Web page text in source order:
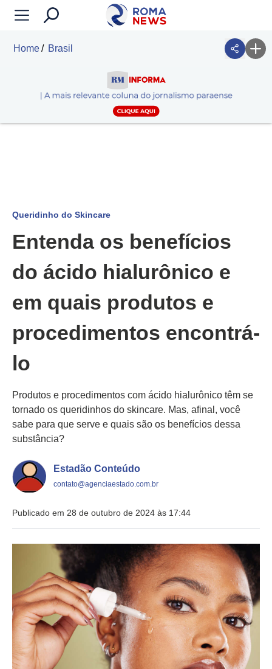
Home Brasil
Queridinho do Skincare
Entenda os benefícios
do ácido hialurônico e
em quais produtos e
procedimentos encontrá-
lo
Produtos e procedimentos com ácido hialurônico têm se
tornado os queridinhos do skincare. Mas, afinal, você
sabe para que serve e quais são os benefícios dessa
substância?
Estadão Conteúdo
contato@agenciaestado.com.br
Publicado em 28 de outubro de 2024 às 17:44